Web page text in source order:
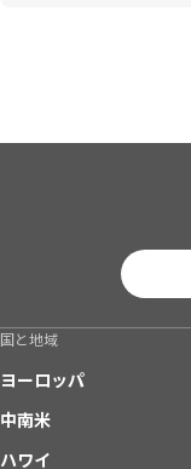
国と地域
ヨーロッパ
中南米
ハワイ